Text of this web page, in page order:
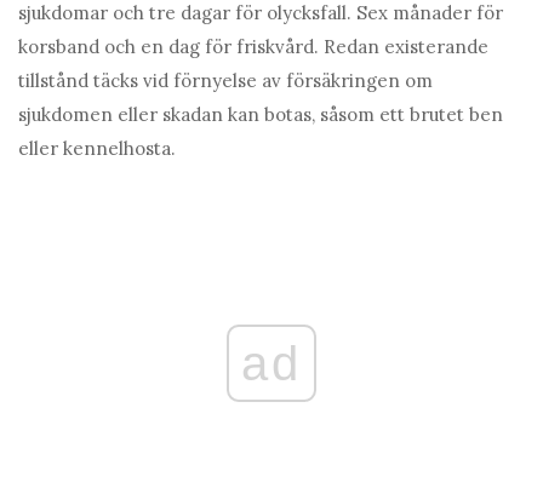
sjukdomar och tre dagar för olycksfall. Sex månader för
korsband och en dag för friskvård. Redan existerande
tillstånd täcks vid förnyelse av försäkringen om
sjukdomen eller skadan kan botas, såsom ett brutet ben
eller kennelhosta.
ad